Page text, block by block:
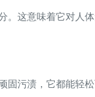
。这意味着它对人
污渍，它都能轻